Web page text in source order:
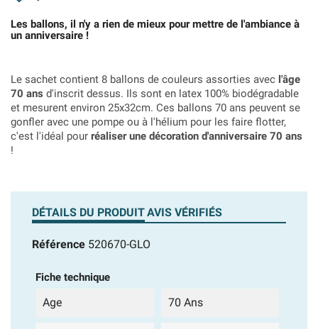
Les ballons, il n'y a rien de mieux pour mettre de l'ambiance à
un anniversaire !
Le sachet contient 8 ballons de couleurs assorties avec l'âge
70 ans d'inscrit dessus. Ils sont en latex 100% biodégradable
et mesurent environ 25x32cm. Ces ballons 70 ans peuvent se
gonfler avec une pompe ou à l'hélium pour les faire flotter,
c'est l'idéal pour réaliser une décoration d'anniversaire 70 ans
!
DÉTAILS DU PRODUITAVIS VÉRIFIÉS
Référence 520670-GLO
Fiche technique
Age 70 Ans